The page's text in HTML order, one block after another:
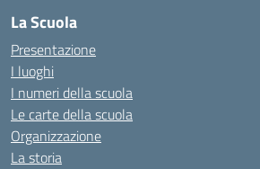
La Scuola
Presentazione
I luoghi
I numeri della scuola
Le carte della scuola
Organizzazione
La storia